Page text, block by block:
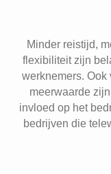
Minder reistijd,
flexibiliteit zijn
werknemers. Ook
meerwaarde
invloed op het
bedrijven die